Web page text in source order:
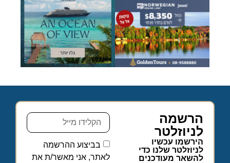
הרשמה
לניוזלטר
הירשמו עכשיו
לניוזלטר שלנו כדי
להשאר מעודכנים
בביצוע ההרשמה
לאתר, אני מאשר/ת את